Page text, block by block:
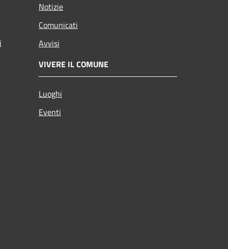
Notizie
Comunicati
Avvisi
VIVERE IL COMUNE
Luoghi
Eventi